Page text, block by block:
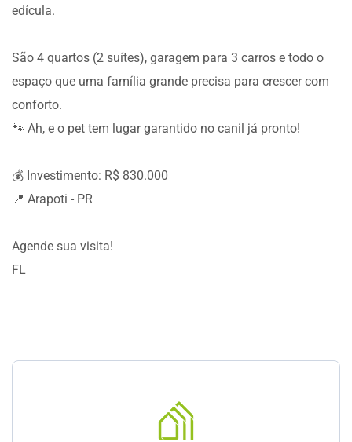
edícula.
São 4 quartos (2 suítes), garagem para 3 carros e todo o
espaço que uma família grande precisa para crescer com
conforto.
🐾 Ah, e o pet tem lugar garantido no canil já pronto!
💰 Investimento: R$ 830.000
📍 Arapoti - PR
Agende sua visita!
FL